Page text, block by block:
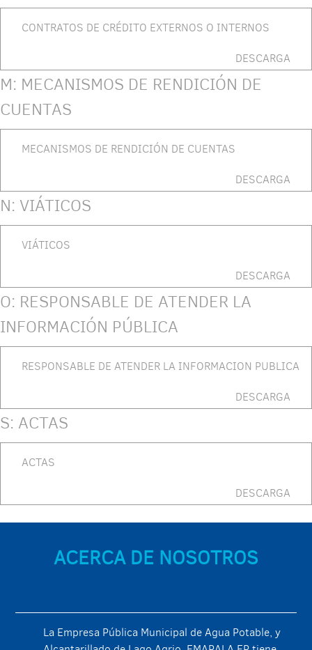
CONTRATOS DE CRÉDITO EXTERNOS O INTERNOS
DESCARGA
M: MECANISMOS DE RENDICIÓN DE
CUENTAS
MECANISMOS DE RENDICIÓN DE CUENTAS
DESCARGA
N: VIÁTICOS
VIÁTICOS
DESCARGA
O: RESPONSABLE DE ATENDER LA
INFORMACIÓN PÚBLICA
RESPONSABLE DE ATENDER LA INFORMACION PUBLICA
DESCARGA
S: ACTAS
ACTAS
DESCARGA
ACERCA DE NOSOTROS
La Empresa Pública Municipal de Agua Potable, y